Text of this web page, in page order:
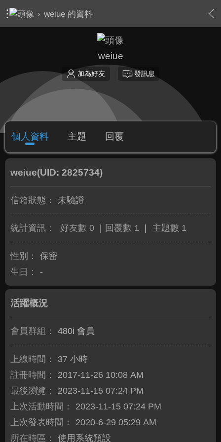
› weiue 的資料
weiue
加為好友 發訊息
個人資料 主題 回覆
weiue(UID: 2825734)
信箱狀態： 未驗證
統計資訊： 好友數 0 回覆數 1 主題數 1
性別：
保密
生日：
-
活躍概況
會員群組： 480i 會員
上線時間：
37 小時
註冊時間：
2017-11-26 10:08 AM
最後瀏覽：
2023-11-15 07:24 PM
上次活動時間：
2023-11-15 07:24 PM
上次發表時間：
2020-6-29 05:29 AM
所在時區：
使用系統預設